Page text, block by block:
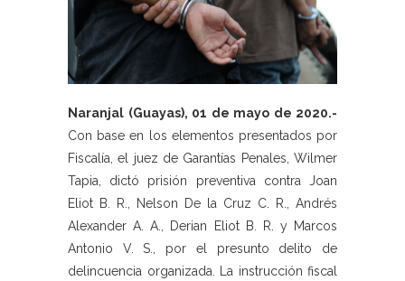
Naranjal (Guayas), 01 de mayo de 2020.-
Con base en los elementos presentados por
Fiscalía, el juez de Garantías Penales, Wilmer
Tapia, dictó prisión preventiva contra Joan
Eliot B. R., Nelson De la Cruz C. R., Andrés
Alexander A. A., Derian Eliot B. R. y Marcos
Antonio V. S., por el presunto delito de
delincuencia organizada. La instrucción fiscal